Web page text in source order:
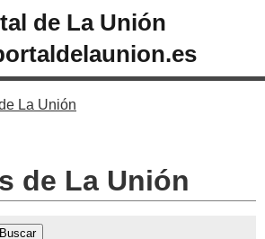
de La Unión
La Unión
de La Unión